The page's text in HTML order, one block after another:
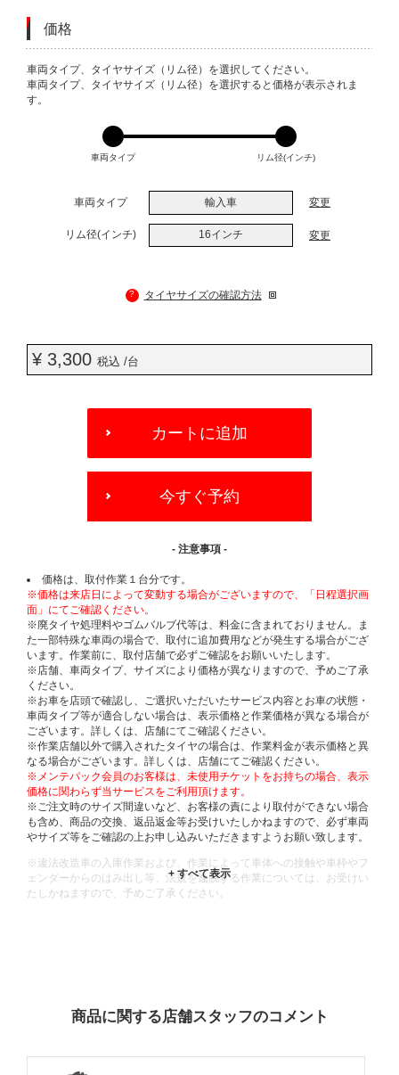
価格
VARIATIONS
車両タイプ、タイヤサイズ（リム径）を選択してください。
車両タイプ、タイヤサイズ（リム径）を選択すると価格が表示されま
す。
車両タイプ リム径(インチ)
車両タイプ 輸入車 変更
リム径(インチ) 16インチ 変更
? タイヤサイズの確認方法
¥ 3,300 税込 /台
OPTIONS
カートに追加
今すぐ予約
- 注意事項 -
価格は、取付作業１台分です。
※価格は来店日によって変動する場合がございますので、「日程選択画
面」にてご確認ください。
※廃タイヤ処理料やゴムバルブ代等は、料金に含まれておりません。ま
た一部特殊な車両の場合で、取付に追加費用などが発生する場合がござ
います。作業前に、取付店舗で必ずご確認をお願いいたします。
※店舗、車両タイプ、サイズにより価格が異なりますので、予めご了承
ください。
※お車を店頭で確認し、ご選択いただいたサービス内容とお車の状態・
車両タイプ等が適合しない場合は、表示価格と作業価格が異なる場合が
ございます。詳しくは、店舗にてご確認ください。
※作業店舗以外で購入されたタイヤの場合は、作業料金が表示価格と異
なる場合がございます。詳しくは、店舗にてご確認ください。
※メンテパック会員のお客様は、未使用チケットをお持ちの場合、表示
価格に関わらず当サービスをご利用頂けます。
※ご注文時のサイズ間違いなど、お客様の責により取付ができない場合
も含め、商品の交換、返品返金等お受けいたしかねますので、必ず車両
やサイズ等をご確認の上お申し込みいただきますようお願い致します。
※違法改造車の入庫作業および、作業によって車体への接触や車枠やフ
ェンダーからのはみ出し等、法規を逸脱する作業については、お受けい
たしかねますので、予めご了承ください。
商品に関する店舗スタッフのコメント